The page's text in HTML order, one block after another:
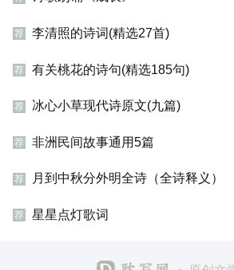
荐 李清照的诗词(精选27首)
荐 有关桃花的诗句(精选185句)
荐 冰心小草现代诗原文(九篇)
荐 非洲民间故事通用5篇
荐 月到中秋分外明全诗（全诗释义）
荐 星星点灯歌词